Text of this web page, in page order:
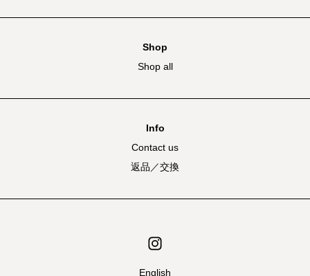
Shop
Shop all
Info
Contact us
返品／交換
English